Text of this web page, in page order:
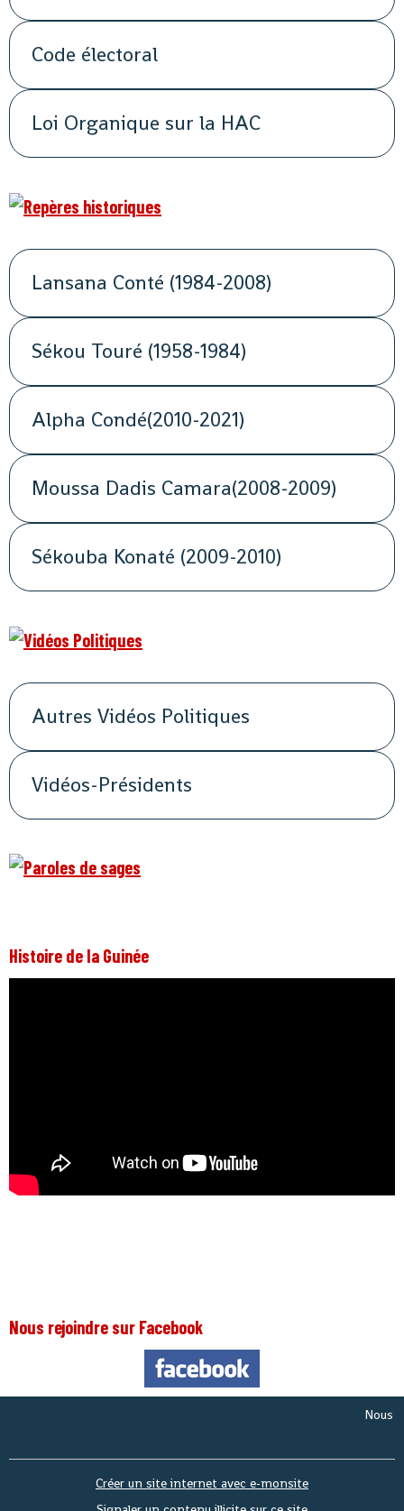
Code électoral
Loi Organique sur la HAC
Lansana Conté (1984-2008)
Sékou Touré (1958-1984)
Alpha Condé(2010-2021)
Moussa Dadis Camara(2008-2009)
Sékouba Konaté (2009-2010)
Autres Vidéos Politiques
Vidéos-Présidents
Histoire de la Guinée
Nous rejoindre sur Facebook
Nous
Créer un site internet avec e-monsite